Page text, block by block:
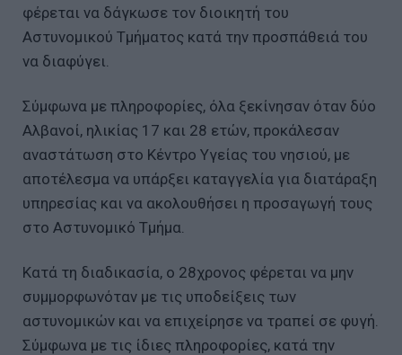
φέρεται να δάγκωσε τον διοικητή του
Αστυνομικού Τμήματος κατά την προσπάθειά του
να διαφύγει.
Σύμφωνα με πληροφορίες, όλα ξεκίνησαν όταν δύο
Αλβανοί, ηλικίας 17 και 28 ετών, προκάλεσαν
αναστάτωση στο Κέντρο Υγείας του νησιού, με
αποτέλεσμα να υπάρξει καταγγελία για διατάραξη
υπηρεσίας και να ακολουθήσει η προσαγωγή τους
στο Αστυνομικό Τμήμα.
Κατά τη διαδικασία, ο 28χρονος φέρεται να μην
συμμορφωνόταν με τις υποδείξεις των
αστυνομικών και να επιχείρησε να τραπεί σε φυγή.
Σύμφωνα με τις ίδιες πληροφορίες, κατά την